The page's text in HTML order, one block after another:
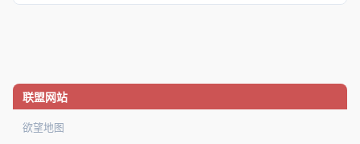
联盟网站
欲望地图